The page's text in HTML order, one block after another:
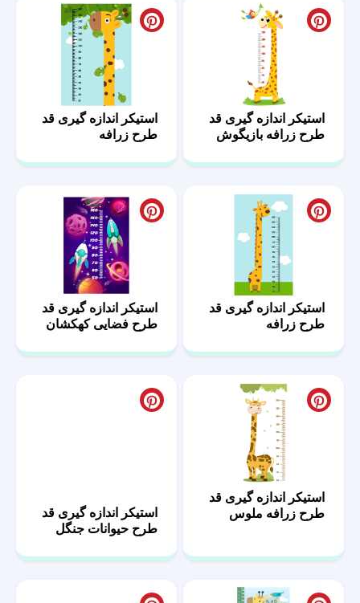
استیکر اندازه گیری قد
طرح زرافه بازیگوش
استیکر اندازه گیری قد
طرح زرافه
استیکر اندازه گیری قد
طرح زرافه
استیکر اندازه گیری قد
طرح فضایی کهکشان
استیکر اندازه گیری قد
طرح زرافه ملوس
استیکر اندازه گیری قد
طرح حیوانات جنگل